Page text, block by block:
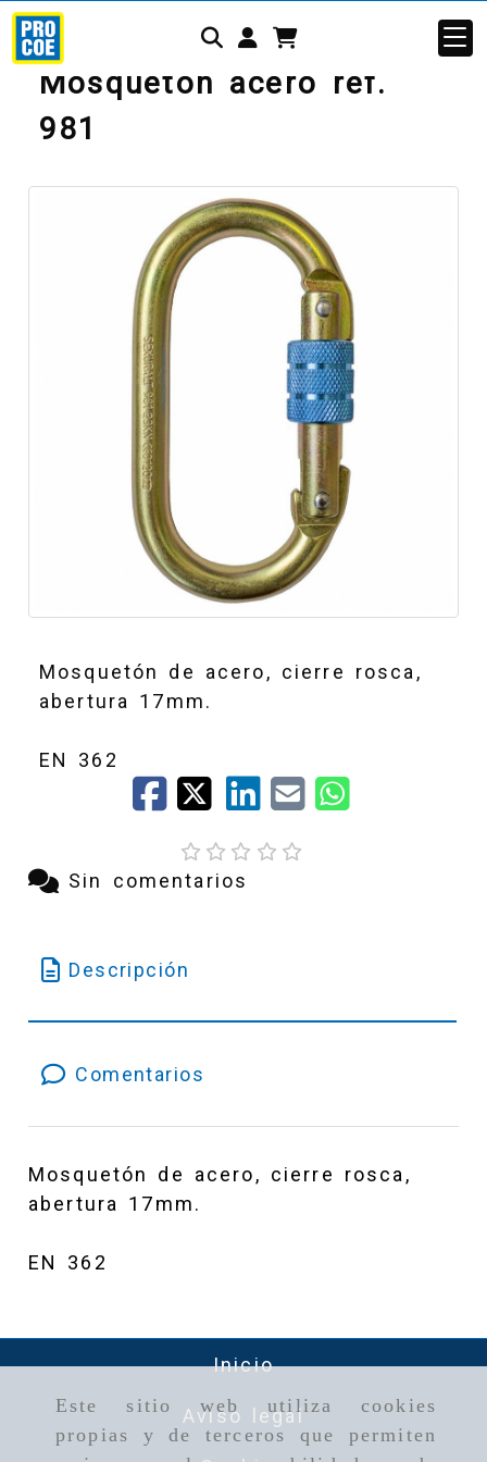
Este sitio web utiliza cookies
propias y de terceros que permiten
Identifícate
Mosquetón acero ref.
981
Mosquetón de acero, cierre rosca,
abertura 17mm.
EN 362
Sin comentarios
Descripción
Comentarios
Mosquetón de acero, cierre rosca,
abertura 17mm.
EN 362
Inicio
Aviso legal